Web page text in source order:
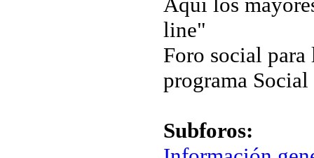
line"
Foro social
programa
Subforos: